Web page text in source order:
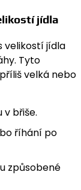
jídla
velikostí jídla
Tyto
velká nebo
břiše.
říhání po
způsobené